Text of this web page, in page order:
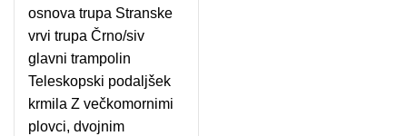
osnova trupa Stranske
vrvi trupa Črno/siv
glavni trampolin
Teleskopski podaljšek
krmila Z večkomornimi
plovci, dvojnim